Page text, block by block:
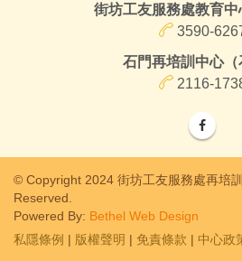
街坊工友服務處教育中
3590-
石門再培訓中心（
2116-
© Copyright 2024 街坊工友服務處再培
Reserved.
Powered By: Bethel Web Design
私隱條例
版權聲明 免責條款 中心政